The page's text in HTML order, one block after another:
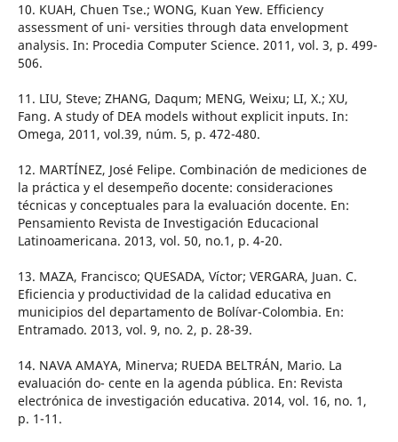
10. KUAH, Chuen Tse.; WONG, Kuan Yew. Efficiency
assessment of uni- versities through data envelopment
analysis. In: Procedia Computer Science. 2011, vol. 3, p. 499-
506.
11. LIU, Steve; ZHANG, Daqum; MENG, Weixu; LI, X.; XU,
Fang. A study of DEA models without explicit inputs. In:
Omega, 2011, vol.39, núm. 5, p. 472-480.
12. MARTÍNEZ, José Felipe. Combinación de mediciones de
la práctica y el desempeño docente: consideraciones
técnicas y conceptuales para la evaluación docente. En:
Pensamiento Revista de Investigación Educacional
Latinoamericana. 2013, vol. 50, no.1, p. 4-20.
13. MAZA, Francisco; QUESADA, Víctor; VERGARA, Juan. C.
Eficiencia y productividad de la calidad educativa en
municipios del departamento de Bolívar-Colombia. En:
Entramado. 2013, vol. 9, no. 2, p. 28-39.
14. NAVA AMAYA, Minerva; RUEDA BELTRÁN, Mario. La
evaluación do- cente en la agenda pública. En: Revista
electrónica de investigación educativa. 2014, vol. 16, no. 1,
p. 1-11.